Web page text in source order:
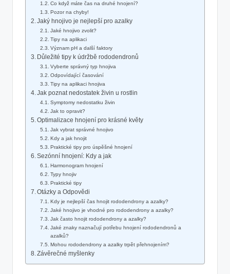
Co⁢ když máte čas na druhé hnojení?
Pozor na chyby!
Jaký hnojivo ‍je nejlepší pro azalky
Jaké​ hnojivo ‍zvolit?
Tipy na aplikaci
Význam pH a‌ další faktory
Důležité tipy k údržbě rododendronů
Vyberte správný typ hnojiva
Odpovídající časování
Tipy na aplikaci hnojiva
Jak poznat nedostatek živin u rostlin
Symptomy nedostatku živin
Jak to opravit?
Optimalizace hnojení pro krásné květy
Jak vybrat správné hnojivo
Kdy a⁢ jak hnojit
Praktické tipy⁤ pro ‍úspěšné hnojení
Sezónní hnojení: Kdy a jak
Harmonogram hnojení
Typy hnojiv
Praktické tipy
Otázky a Odpovědi
Kdy je nejlepší čas hnojit rododendrony a azalky?
Jaké hnojivo je vhodné pro rododendrony a azalky?
Jak často hnojit rododendrony a⁣ azalky?
Jaké znaky⁢ naznačují potřebu hnojení rododendronů a
azalků?
Mohou rododendrony a azalky trpět přehnojením?
Závěrečné myšlenky